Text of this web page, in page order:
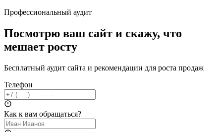
Профессиональный аудит
Посмотрю ваш сайт и скажу, что
мешает росту
Бесплатный аудит сайта и рекомендации для роста продаж
Телефон
Как к вам обращаться?